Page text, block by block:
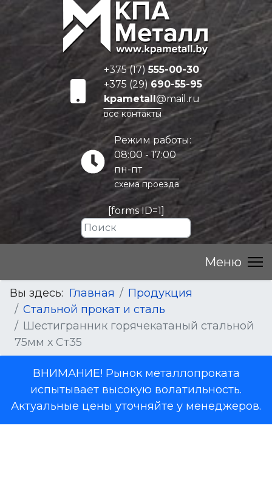
+375 (17)555-00-30
+375 (29) 690-55-95
kpametall@mail.ru
все контакты
Режим работы:
08:00 - 17:00
пн-пт
схема проезда
[forms ID=1]
Вы здесь: Главная
Продукция
Стальной прокат и сталь
Шестигранник горячекатаный стальной
75мм х Ст35
ВНИМАНИЕ! Рынок металлопроката
испытывает высокую волатильность.
Актуальные цены уточняйте у менеджеров.